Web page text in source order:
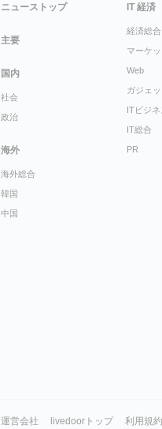
ニューストップ
主要
国内
社会
政治
海外
海外総合
韓国
中国
IT 経済
経済総合
マーケッ
Web
ガジェッ
ITビジネ
IT総合
PR
運営会社 livedoorトップ 利用規約